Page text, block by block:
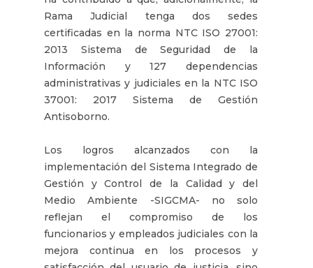
Rama Judicial tenga dos sedes
certificadas en la norma NTC ISO 27001:
2013 Sistema de Seguridad de la
Información y 127 dependencias
administrativas y judiciales en la NTC ISO
37001: 2017 Sistema de Gestión
Antisoborno.
Los logros alcanzados con la
implementación del Sistema Integrado de
Gestión y Control de la Calidad y del
Medio Ambiente -SIGCMA- no solo
reflejan el compromiso de los
funcionarios y empleados judiciales con la
mejora continua en los procesos y